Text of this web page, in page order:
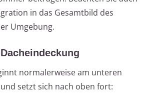
in das Gesamtbild des
Umgebung.
normalerweise am unteren
setzt sich nach oben fort: